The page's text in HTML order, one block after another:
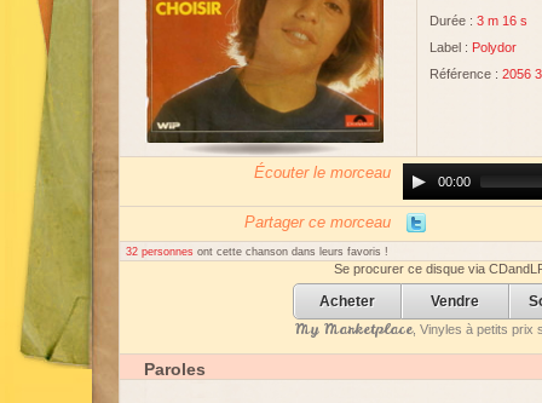
Durée : 3 m 16 s
Label : Polydor
Référence : 2056
Écouter le morceau
Player00:00
Partager ce morceau
32 personnes ont cette chanson dans leurs favoris !
Se procurer ce disque via
Acheter Vendre
My Marketplace, Vinyles à petits prix
Paroles